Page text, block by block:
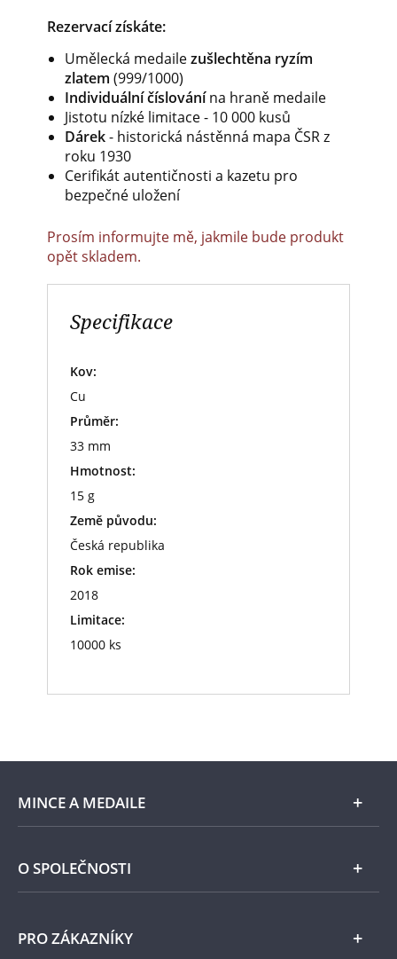
Rezervací získáte:
Umělecká medailezušlechtěna ryzím
zlatem (999/1000)
Individuální číslovánína hraně medaile
Jistotu nízké limitace - 10 000 kusů
Dárek- historická nástěnná mapa ČSR z
roku 1930
Cerifikát autentičnosti a kazetu pro
bezpečné uložení
Prosím informujte mě, jakmile bude produkt
opět skladem.
Specifikace
Kov:
Cu
Průměr:
33 mm
Hmotnost:
15 g
Země původu:
Česká republika
Rok emise:
2018
Limitace:
10000 ks
MINCE A MEDAILE
E-shop
Stříbro
O SPOLEČNOSTI
Národní Pokladnice
PRO ZÁKAZNÍKY